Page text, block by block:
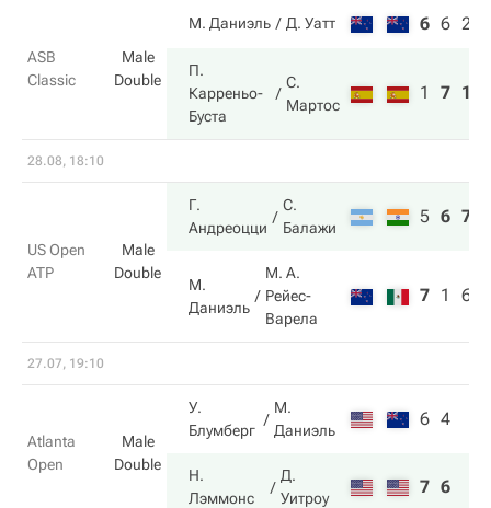
ASB
Classic
Male
Double
М. Даниэль Д. Уатт 6 6 2
П.
Карреньо-
Буста
С.
Мартос
1 7 10
28.08, 18:10
US Open
ATP
Male
Double
Г.
Андреоцци
С.
Балажи
5 6 7
М.
Даниэль
М. А.
Рейес-
Варела
7 1 6
27.07, 19:10
Atlanta
Open
Male
Double
У.
Блумберг
М.
Даниэль
6 4
Н.
Лэммонс
Д.
Уитроу
7 6